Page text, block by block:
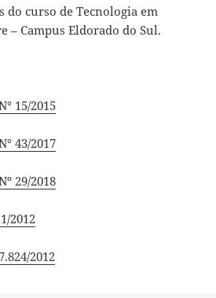
do curso de Tecnologia em
– Campus Eldorado do Sul.
15/2015
43/2017
29/2018
2012
2012